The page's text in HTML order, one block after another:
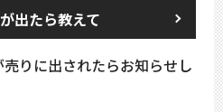
出たら教えて
りに出されたらお知らせし